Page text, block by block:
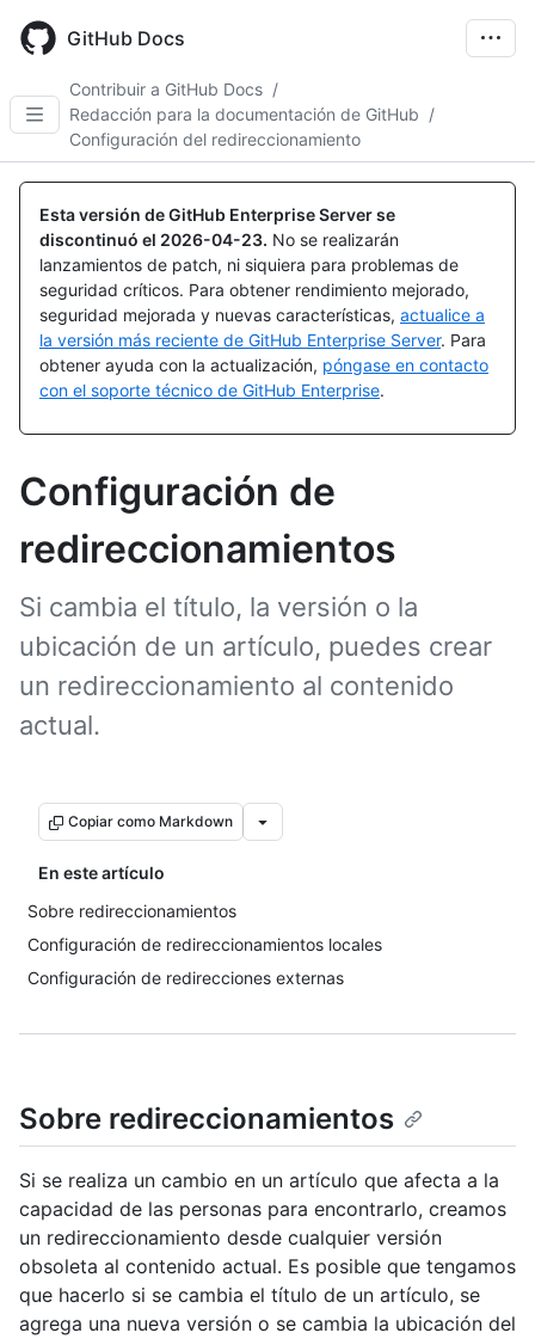
main
GitHub Docs
Contribuir a GitHub Docs /
Redacción para la documentación de GitHub /
Configuración del redireccionamiento
Esta versión de GitHub Enterprise Server se
discontinuó el 2026-04-23. No se realizarán
lanzamientos de patch, ni siquiera para problemas de
seguridad críticos. Para obtener rendimiento mejorado,
seguridad mejorada y nuevas características, actualice a
la versión más reciente de GitHub Enterprise Server. Para
obtener ayuda con la actualización, póngase en contacto
con el soporte técnico de GitHub Enterprise.
Configuración de
redireccionamientos
Si cambia el título, la versión o la
ubicación de un artículo, puedes crear
un redireccionamiento al contenido
actual.
Copiar como Markdown
En este artículo
Sobre redireccionamientos
Configuración de redireccionamientos locales
Configuración de redirecciones externas
Sobre redireccionamientos
Si se realiza un cambio en un artículo que afecta a la
capacidad de las personas para encontrarlo, creamos
un redireccionamiento desde cualquier versión
obsoleta al contenido actual. Es posible que tengamos
que hacerlo si se cambia el título de un artículo, se
agrega una nueva versión o se cambia la ubicación del